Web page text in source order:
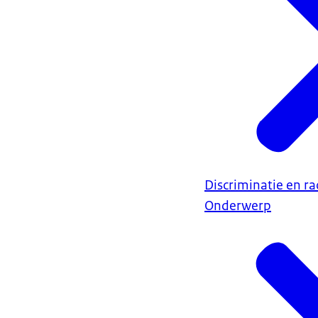
Discriminatie en
Onderwerp